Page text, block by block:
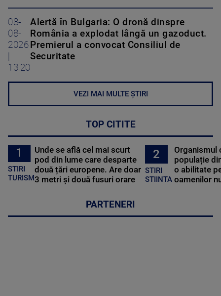
08-
08-
2026
13:20
Alertă în Bulgaria: O dronă dinspre
România a explodat lângă un gazoduct.
Premierul a convocat Consiliul de
Securitate
VEZI MAI MULTE ȘTIRI
TOP CITITE
1
STIRI
TURISM
Unde se află cel mai scurt
pod din lume care desparte
două țări europene. Are doar
3 metri și două fusuri orare
2
STIRI
STIINTA
Organismul
populație
o abilitate
oamenilor
PARTENERI